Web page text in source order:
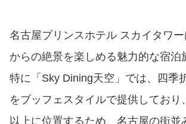
名古屋プリンスホテル スカイタワ
からの絶景を楽しめる魅力的な宿泊
特に「Sky Dining天空」では、四季
をブッフェスタイルで提供しており
以上に位置するため、名古屋の街並